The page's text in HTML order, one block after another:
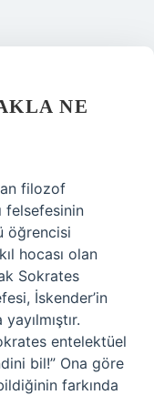
NE
filozof
felsefesinin
öğrencisi
hocası olan
Sokrates
İskender’in
entelektüel
bil!” Ona göre
farkında